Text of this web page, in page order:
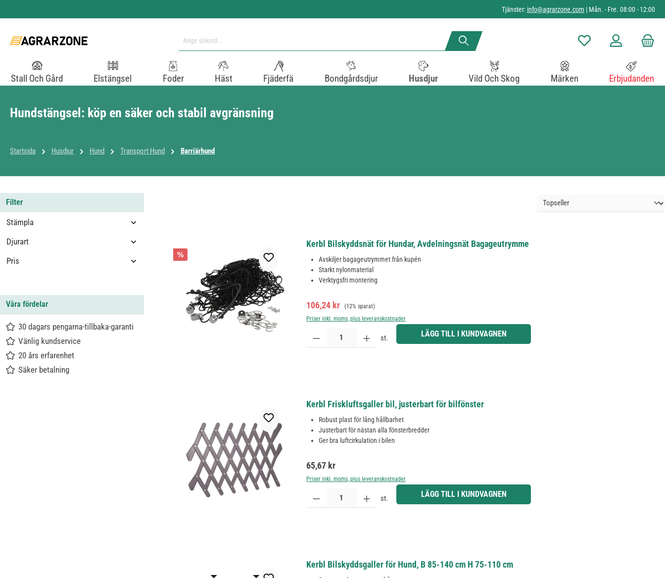
Tjänster: info@agrarzone.com | Mån. - Fre. 08:00 - 12:00
Du har 0 objekt i
Stall Och Gård Elstängsel Foder Häst Fjäderfä Bondgårdsdjur Husdjur Vild Och Skog Märken Erbjudanden
Hundstängsel: köp en säker och stabil avgränsning
Startsida Husdjur Hund Transport Hund Barriärhund
Filter
Stämpla
Djurart
Pris
Våra fördelar
30 dagars pengarna-tillbaka-garanti
Vänlig kundservice
20 års erfarenhet
Säker betalning
%
Kerbl Bilskyddsnät för Hundar, Avdelningsnät Bagageutrymme
Avskiljer bagageutrymmet från kupén
Starkt nylonmaterial
Verktygsfri montering
Försäljningspris:
106,24 kr Ordinarie pris:
(12% sparat)
Priser inkl. moms, plus leveranskostnader
Produktkvantitet: Ange önskat belopp eller använd knapparna för att öka eller minska kvantiteten.
st. LÄGG TILL I KUNDVAGNEN
Kerbl Friskluftsgaller bil, justerbart för bilfönster
Robust plast för lång hållbarhet
Justerbart för nästan alla fönsterbredder
Ger bra luftcirkulation i bilen
Ordinarie pris:
65,67 kr
Priser inkl. moms, plus leveranskostnader
Produktkvantitet: Ange önskat belopp eller använd knapparna för att öka eller minska kvantiteten.
st. LÄGG TILL I KUNDVAGNEN
Kerbl Bilskyddsgaller för Hund, B 85-140 cm H 75-110 cm